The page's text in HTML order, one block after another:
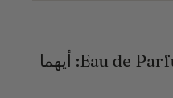
Eau de Toilette مقابل Eau de Parfum: أيهما